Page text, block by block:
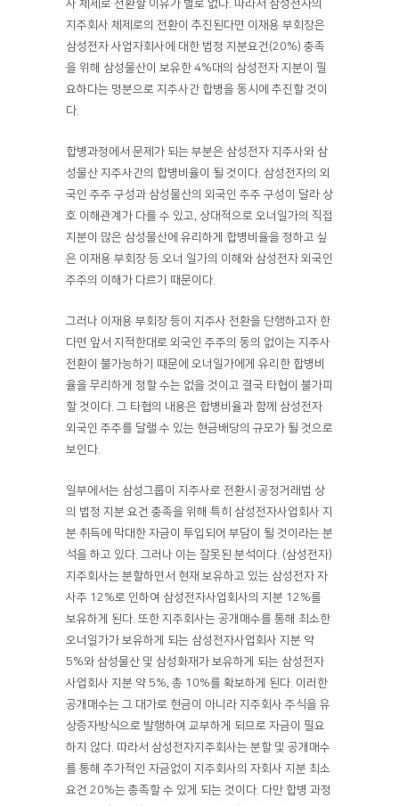
사 체제로 전환할 이유가 별로 없다. 따라서 삼성전자의
지주회사 체제로의 전환이 추진된다면 이재용 부회장은
삼성전자 사업자회사에 대한 법정 지분요건(20%) 충족
을 위해 삼성물산이 보유한 4%대의 삼성전자 지분이 필
요하다는 명분으로 지주사간 합병을 동시에 추진할 것이
다.
합병과정에서 문제가 되는 부분은 삼성전자 지주사와 삼
성물산 지주사간의 합병비율이 될 것이다. 삼성전자의 외
국인 주주 구성과 삼성물산의 외국인 주주 구성이 달라 상
호 이해관계가 다를 수 있고, 상대적으로 오너일가의 직접
지분이 많은 삼성물산에 유리하게 합병비율을 정하고 싶
은 이재용 부회장 등 오너 일가의 이해와 삼성전자 외국인
주주의 이해가 다르기 때문이다.
그러나 이재용 부회장 등이 지주사 전환을 단행하고자 한
다면 앞서 지적한대로 외국인 주주의 동의 없이는 지주사
전환이 불가능하기 때문에 오너일가에게 유리한 합병비
율을 무리하게 정할 수는 없을 것이고 결국 타협이 불가피
할 것이다. 그 타협의 내용은 합병비율과 함께 삼성전자
외국인 주주를 달랠 수 있는 현금배당의 규모가 될 것으로
보인다.
일부에서는 삼성그룹이 지주사로 전환시 공정거래법 상
의 법정 지분 요건 충족을 위해 특히 삼성전자사업회사 지
분 취득에 막대한 자금이 투입되어 부담이 될 것이라는 분
석을 하고 있다. 그러나 이는 잘못된 분석이다. (삼성전자)
지주회사는 분할하면서 현재 보유하고 있는 삼성전자 자
사주 12%로 인하여 삼성전자사업회사의 지분 12%를
보유하게 된다. 또한 지주회사는 공개매수를 통해 최소한
오너일가가 보유하게 되는 삼성전자사업회사 지분 약
5%와 삼성물산 및 삼성화재가 보유하게 되는 삼성전자
사업회사 지분 약 5%, 총 10%를 확보하게 된다. 이러한
공개매수는 그 대가로 현금이 아니라 지주회사 주식을 유
상증자방식으로 발행하여 교부하게 되므로 자금이 필요
하지 않다. 따라서 삼성전자지주회사는 분할 및 공개매수
를 통해 추가적인 자금없이 지주회사의 자회사 지분 최소
요건 20%는 총족할 수 있게 되는 것이다. 다만 합병 과정